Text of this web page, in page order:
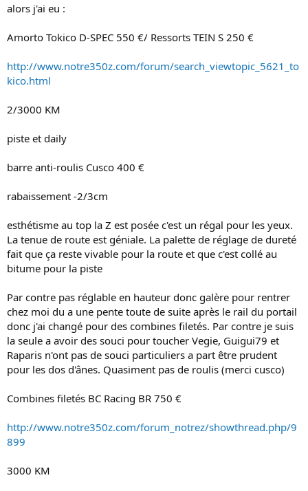
alors j'ai eu :
Amorto Tokico D-SPEC 550 €/ Ressorts TEIN S 250 €
http://www.notre350z.com/forum/search_viewtopic_5621_to
kico.html
2/3000 KM
piste et daily
barre anti-roulis Cusco 400 €
rabaissement -2/3cm
esthétisme au top la Z est posée c'est un régal pour les yeux.
La tenue de route est géniale. La palette de réglage de dureté
fait que ça reste vivable pour la route et que c'est collé au
bitume pour la piste
Par contre pas réglable en hauteur donc galère pour rentrer
chez moi du a une pente toute de suite après le rail du portail
donc j'ai changé pour des combines filetés. Par contre je suis
la seule a avoir des souci pour toucher Vegie, Guigui79 et
Raparis n'ont pas de souci particuliers a part être prudent
pour les dos d'ânes. Quasiment pas de roulis (merci cusco)
Combines filetés BC Racing BR 750 €
http://www.notre350z.com/forum_notrez/showthread.php/9
899
3000 KM